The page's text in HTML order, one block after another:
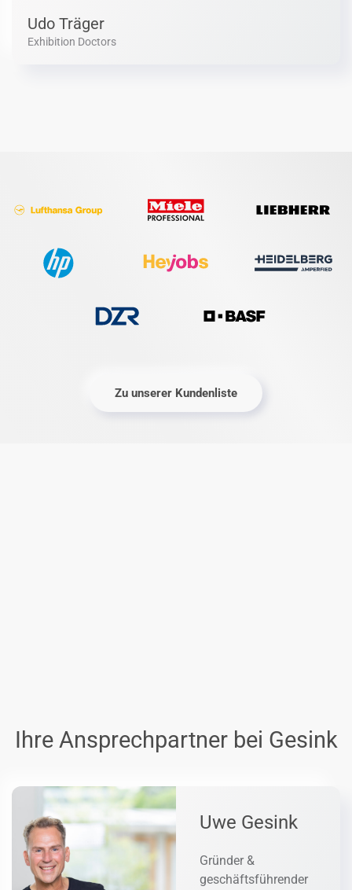
Udo Träger
Exhibition Doctors
Zu unserer Kundenliste
Ihre Ansprechpartner bei Gesink
Uwe Gesink
Gründer &
geschäftsführender